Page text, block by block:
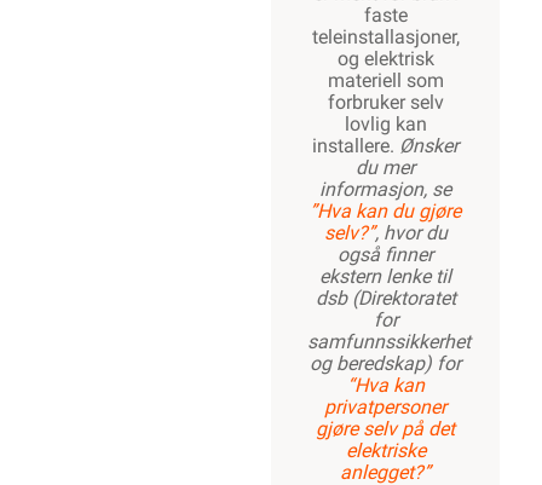
faste
teleinstallasjoner,
og elektrisk
materiell som
forbruker selv
lovlig kan
installere. Ønsker
du mer
informasjon, se
”Hva kan du gjøre
selv?”, hvor du
også finner
ekstern lenke til
dsb (Direktoratet
for
samfunnssikkerhet
og beredskap) for
“Hva kan
privatpersoner
gjøre selv på det
elektriske
anlegget?”